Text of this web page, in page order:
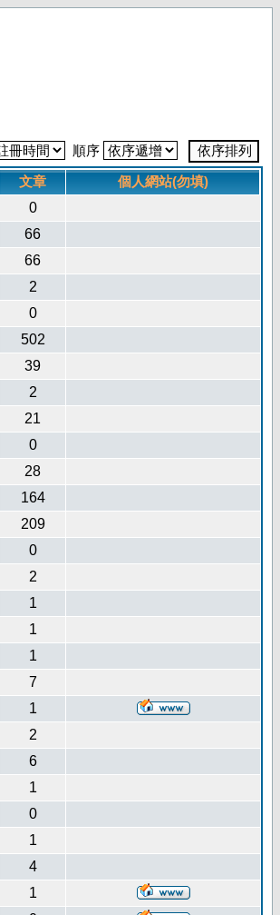
順序
文章
個人網站(勿填)
0
66
66
2
0
502
39
2
21
0
28
164
209
0
2
1
1
1
7
1
2
6
1
0
1
4
1